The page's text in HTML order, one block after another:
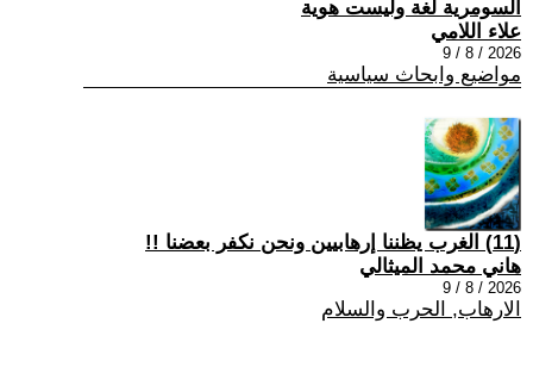
السومرية لغة وليست هوية
علاء اللامي
2026 / 8 / 9
مواضيع وابحاث سياسية
(11) الغرب يظننا إرهابيين ونحن نكفر بعضنا !!
هاني محمد الميثالي
2026 / 8 / 9
الارهاب, الحرب والسلام